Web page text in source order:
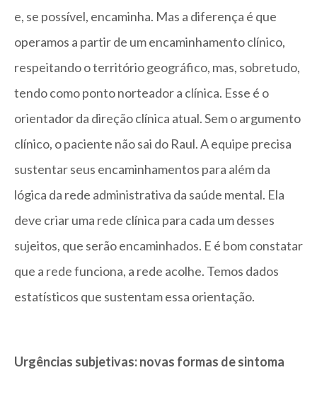
e, se possível, encaminha. Mas a diferença é que
operamos a partir de um encaminhamento clínico,
respeitando o território geográfico, mas, sobretudo,
tendo como ponto norteador a clínica. Esse é o
orientador da direção clínica atual. Sem o argumento
clínico, o paciente não sai do Raul. A equipe precisa
sustentar seus encaminhamentos para além da
lógica da rede administrativa da saúde mental. Ela
deve criar uma rede clínica para cada um desses
sujeitos, que serão encaminhados. E é bom constatar
que a rede funciona, a rede acolhe. Temos dados
estatísticos que sustentam essa orientação.
Urgências subjetivas: novas formas de sintoma